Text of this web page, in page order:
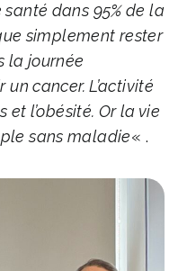
dans 95% de la
simplement rester
la journée
cancer. L’activité
l’obésité. Or la vie
sans maladie« .